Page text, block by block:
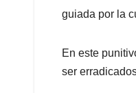
guiada por la
En este
ser